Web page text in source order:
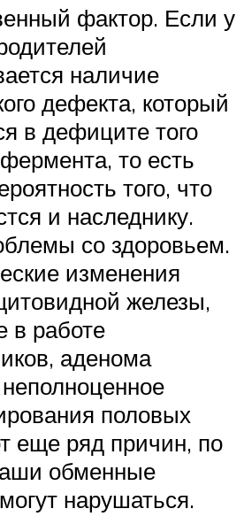
фактор. Если у
наличие
дефекта, который
в дефиците того
то есть
того, что
и наследнику.
со здоровьем.
изменения
железы,
в работе
аденома
половых
еще ряд причин, по
обменные
нарушаться.